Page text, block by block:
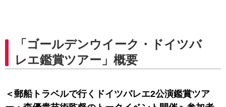
「ゴールデンウイーク・ドイツバ
レエ鑑賞ツアー」概要
＜郵船トラベルで行くドイツバレエ2公演鑑賞ツア